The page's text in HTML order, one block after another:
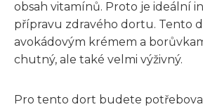
obsah vitamínů. Proto je ideální
přípravu zdravého dortu. Tento
avokádovým krémem a
chutný, ale také velmi výživný.
Pro tento dort budete